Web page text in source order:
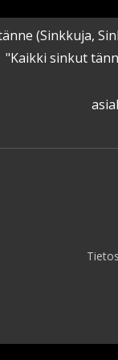
(Sinkkuja,
"Kaikki sinkut